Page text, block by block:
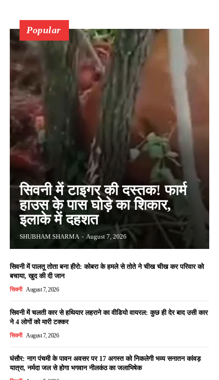
Popular
सिवनी में टाइगर की दस्तक! फार्म
हाउस के पास घोड़े का शिकार,
इलाके में दहशत
SHUBHAM SHARMA - August 7, 2026
सिवनी में पालतू तोता बना हीरो: कोबरा के हमले से तोते ने चीख चीख कर परिवार को
बचाया, खुद की दी जान
सिवनी August 7, 2026
सिवनी में चलती कार से हथियार लहराने का वीडियो वायरल: कुछ ही देर बाद उसी कार
ने 4 लोगों को मारी टक्कर
सिवनी August 7, 2026
घंसौर: नाग पंचमी के पावन अवसर पर 17 अगस्त को निकलेगी भव्य सनातन कांवड़
यात्रा, नर्मदा जल से होगा भगवान नीलकंठ का जलाभिषेक